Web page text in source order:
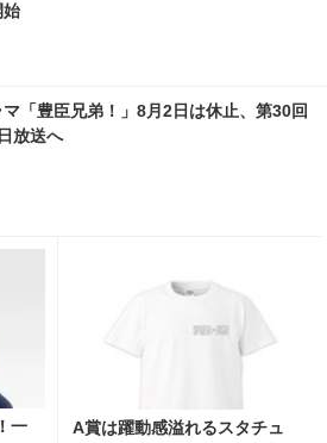
始
マ「豊臣兄弟！」8月2日は休止、第30回
放送へ
一
A賞は躍動感溢れるスタチュ